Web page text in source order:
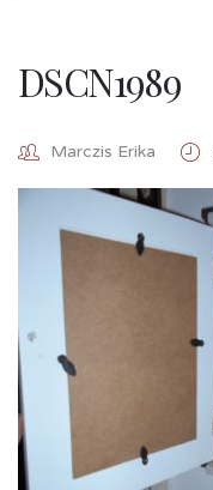
DSCN1989
Marczis Erika